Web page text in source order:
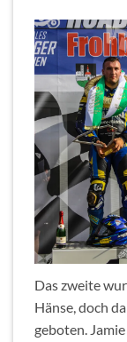
Das zweite
Hänse, doch
geboten.